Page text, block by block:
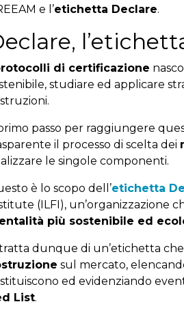
e l’etichetta Declare.
di certificazione
studiare ed applicare
passo per raggiungere
il processo di scelta dei
le singole componenti.
è lo scopo dell’etichetta
(ILFI), un’organizzazione
più sostenibile ed
dunque di un’etichetta
sul mercato,
ed evidenziando
List.